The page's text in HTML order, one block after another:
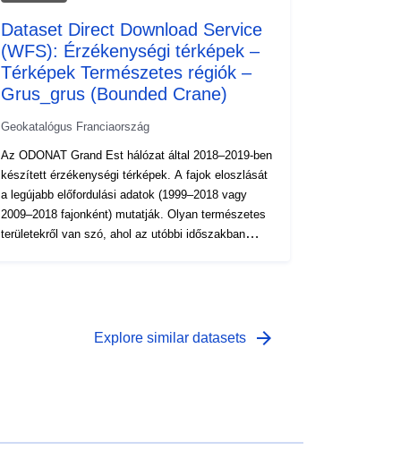
Dataset Direct Download Service
(WFS): Érzékenységi térképek –
Térképek Természetes régiók –
Grus_grus (Bounded Crane)
Geokatalógus Franciaország
Az ODONAT Grand Est hálózat által 2018–2019-ben
készített érzékenységi térképek. A fajok eloszlását
a legújabb előfordulási adatok (1999–2018 vagy
2009–2018 fajonként) mutatják. Olyan természetes
területekről van szó, ahol az utóbbi időszakban
régióban, ahol a közelmúltban nem-marginális
Explore similar datasets arrow_forward